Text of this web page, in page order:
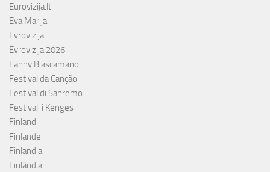
Eurovizija.lt
Eva Marija
Evrovizija
Evrovizija 2026
Fanny Biascamano
Festival da Canção
Festival di Sanremo
Festivali i Këngës
Finland
Finlande
Finlandia
Finlândia